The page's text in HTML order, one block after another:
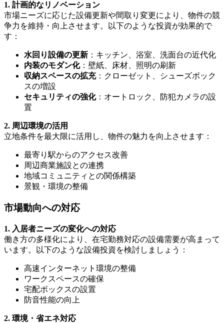
1. 計画的なリノベーション
市場ニーズに応じた設備更新や間取り変更により、物件の競
争力を維持・向上させます。以下のような投資が効果的で
す：
水回り設備の更新 ：キッチン、浴室、洗面台の近代化
内装のモダン化：壁紙、床材、照明の刷新
収納スペースの拡充：クローゼット、シューズボック
スの増設
セキュリティの強化：オートロック、防犯カメラの設
置
2. 周辺環境の活用
立地条件を最大限に活用し、物件の魅力を向上させます：
最寄り駅からのアクセス改善
周辺商業施設との連携
地域コミュニティとの関係構築
景観・環境の整備
市場動向への対応
1. 入居者ニーズの変化への対応
働き方の多様化により、在宅勤務対応の設備需要が高まって
います。以下のような設備投資を検討しましょう：
高速インターネット環境の整備
ワークスペースの確保
宅配ボックスの設置
防音性能の向上
2. 環境・省エネ対応